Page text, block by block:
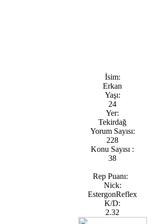
İsim:
Erkan
Yaşı:
24
Yer:
Tekirdağ
Yorum Sayısı:
228
Konu Sayısı :
38
Rep Puanı:
Nick:
EstergonReflex
K/D:
2.32